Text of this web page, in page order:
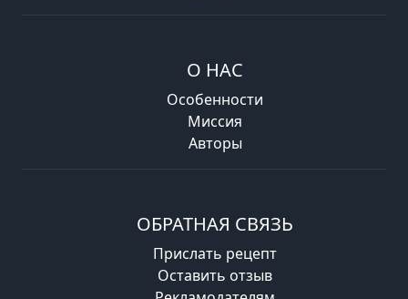
О НАС
Особенности
Миссия
Авторы
ОБРАТНАЯ СВЯЗЬ
Прислать рецепт
Оставить отзыв